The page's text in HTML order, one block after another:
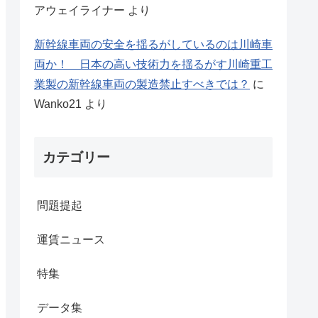
アウェイライナー より
新幹線車両の安全を揺るがしているのは川崎車
両か！ 日本の高い技術力を揺るがす川崎重工
業製の新幹線車両の製造禁止すべきでは？ に
Wanko21 より
カテゴリー
問題提起
運賃ニュース
特集
データ集